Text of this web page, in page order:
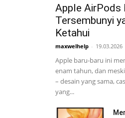
Apple AirPods
Tersembunyi
Ketahui
maxwelhelp - 19.03.2026
Apple baru-baru ini
enam tahun, dan
– desain yang sama,
yang...